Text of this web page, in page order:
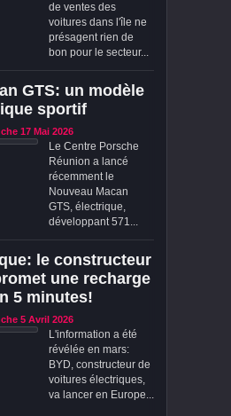
de ventes des
voitures dans l'île ne
présagent rien de
bon pour le secteur...
GTS: un modèle
sportif
17 Mai 2026
Le Centre Porsche
Réunion a lancé
récemment le
Nouveau Macan
GTS, électrique,
développant 571...
le constructeur
une recharge
5 minutes!
5 Avril 2026
L'information a été
révélée en mars:
BYD, constructeur de
voitures électriques,
va lancer en Europe...